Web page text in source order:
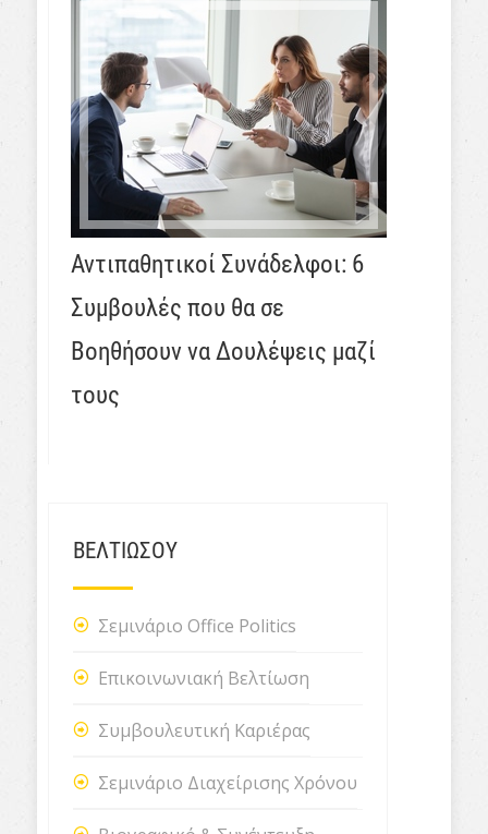
Αντιπαθητικοί Συνάδελφοι: 6
Συμβουλές που θα σε
Βοηθήσουν να Δουλέψεις μαζί
τους
ΒΕΛΤΙΩΣΟΥ
Σεμινάριο Office Politics
Επικοινωνιακή Βελτίωση
Συμβουλευτική Καριέρας
Σεμινάριο Διαχείρισης Χρόνου